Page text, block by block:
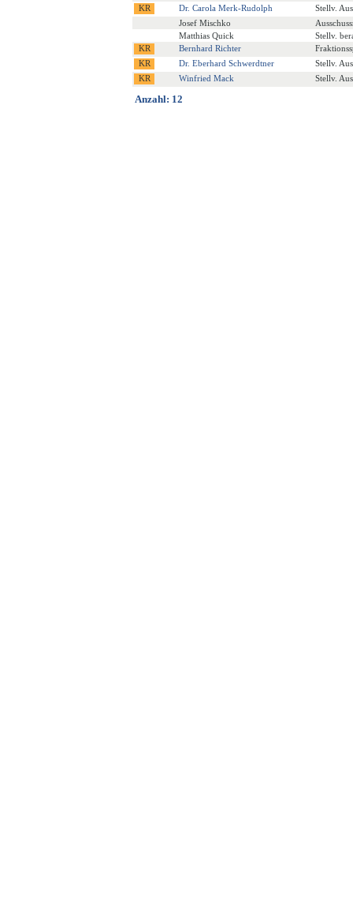
Dr. Carola Merk-Rudolph
Stellv.
Josef Mischko
Matthias Quick
Stellv.
Bernhard Richter
Dr. Eberhard Schwerdtner
Stellv.
Winfried Mack
Stellv.
Anzahl: 12